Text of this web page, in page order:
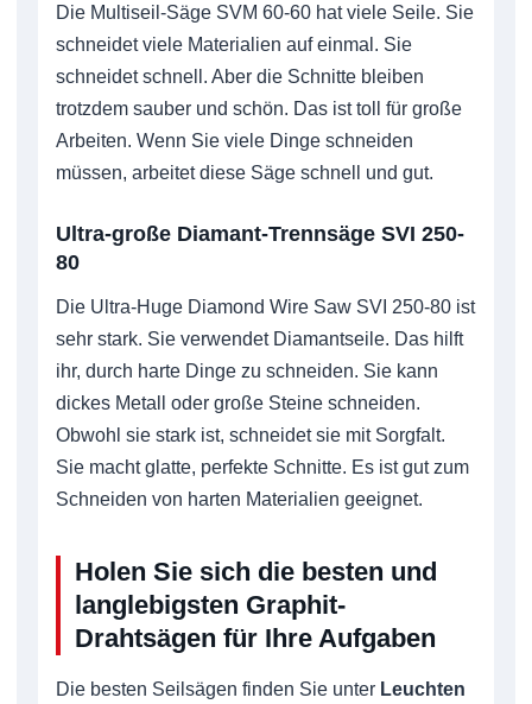
Die Multiseil-Säge SVM 60-60 hat viele Seile. Sie
schneidet viele Materialien auf einmal. Sie
schneidet schnell. Aber die Schnitte bleiben
trotzdem sauber und schön. Das ist toll für große
Arbeiten. Wenn Sie viele Dinge schneiden
müssen, arbeitet diese Säge schnell und gut.
Ultra-große Diamant-Trennsäge SVI 250-
80
Die Ultra-Huge Diamond Wire Saw SVI 250-80 ist
sehr stark. Sie verwendet Diamantseile. Das hilft
ihr, durch harte Dinge zu schneiden. Sie kann
dickes Metall oder große Steine schneiden.
Obwohl sie stark ist, schneidet sie mit Sorgfalt.
Sie macht glatte, perfekte Schnitte. Es ist gut zum
Schneiden von harten Materialien geeignet.
Holen Sie sich die besten und
langlebigsten Graphit-
Drahtsägen für Ihre Aufgaben
Die besten Seilsägen finden Sie unter Leuchten